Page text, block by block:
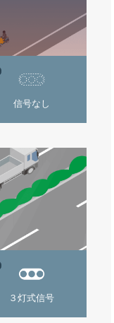
信号なし
３灯式信号